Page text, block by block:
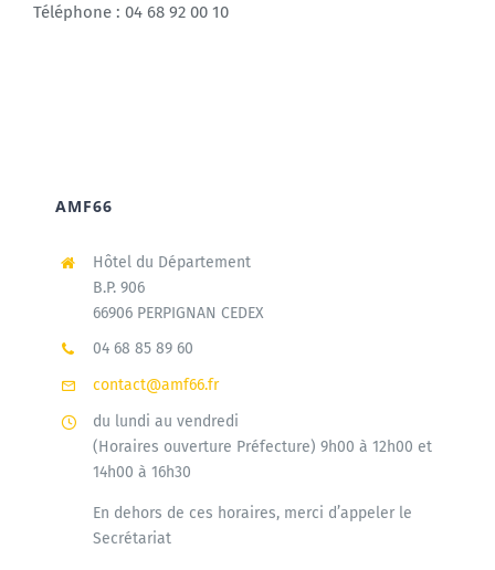
Téléphone : 04 68 92 00 10
AMF66
Hôtel du Département
B.P. 906
66906 PERPIGNAN CEDEX
04 68 85 89 60
contact@amf66.fr
du lundi au vendredi
(Horaires ouverture Préfecture) 9h00 à 12h00 et
14h00 à 16h30
En dehors de ces horaires, merci d’appeler le
Secrétariat